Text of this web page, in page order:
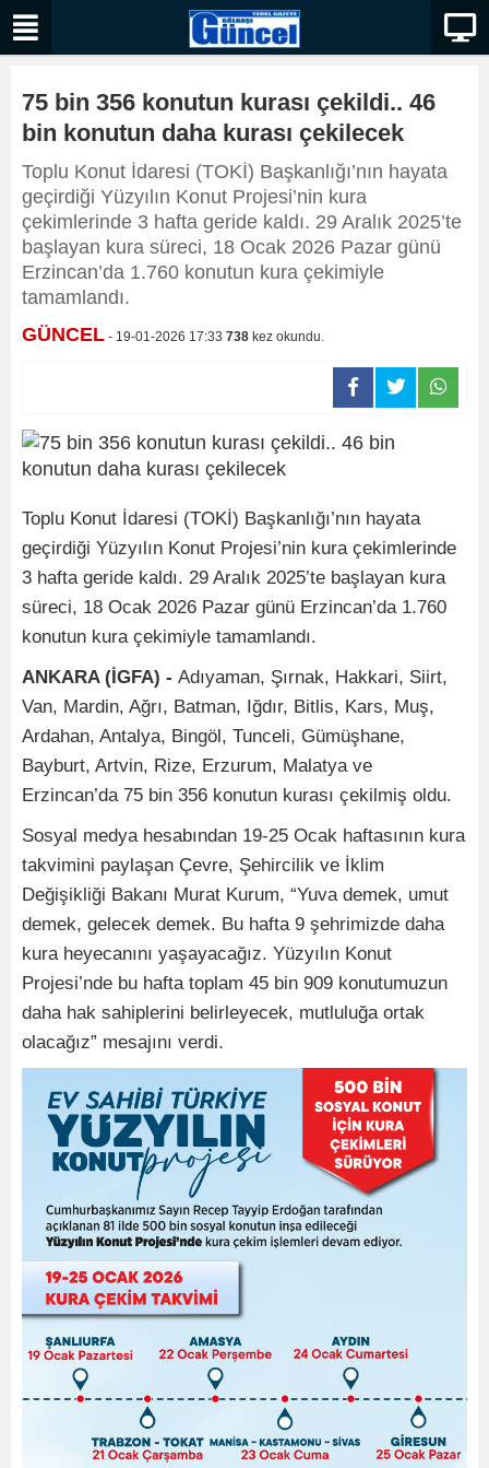
75 bin 356 konutun kurası çekildi.. 46
bin konutun daha kurası çekilecek
Toplu Konut İdaresi (TOKİ) Başkanlığı’nın hayata
geçirdiği Yüzyılın Konut Projesi’nin kura
çekimlerinde 3 hafta geride kaldı. 29 Aralık 2025’te
başlayan kura süreci, 18 Ocak 2026 Pazar günü
Erzincan’da 1.760 konutun kura çekimiyle
tamamlandı.
GÜNCEL - 19-01-2026 17:33 738 kez okundu.
Toplu Konut İdaresi (TOKİ) Başkanlığı’nın hayata
geçirdiği Yüzyılın Konut Projesi’nin kura çekimlerinde
3 hafta geride kaldı. 29 Aralık 2025’te başlayan kura
süreci, 18 Ocak 2026 Pazar günü Erzincan’da 1.760
konutun kura çekimiyle tamamlandı.
ANKARA (İGFA) - Adıyaman, Şırnak, Hakkari, Siirt,
Van, Mardin, Ağrı, Batman, Iğdır, Bitlis, Kars, Muş,
Ardahan, Antalya, Bingöl, Tunceli, Gümüşhane,
Bayburt, Artvin, Rize, Erzurum, Malatya ve
Erzincan’da 75 bin 356 konutun kurası çekilmiş oldu.
Sosyal medya hesabından 19-25 Ocak haftasının kura
takvimini paylaşan Çevre, Şehircilik ve İklim
Değişikliği Bakanı Murat Kurum, “Yuva demek, umut
demek, gelecek demek. Bu hafta 9 şehrimizde daha
kura heyecanını yaşayacağız. Yüzyılın Konut
Projesi’nde bu hafta toplam 45 bin 909 konutumuzun
daha hak sahiplerini belirleyecek, mutluluğa ortak
olacağız” mesajını verdi.